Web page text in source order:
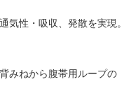
気性・吸収、発散を実現。
みねから腹帯用ループの